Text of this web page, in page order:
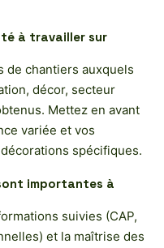
à travailler sur
de chantiers auxquels
décor, secteur
Mettez en avant
variée et vos
spécifiques.
importantes à
suivies (CAP,
et la maîtrise des